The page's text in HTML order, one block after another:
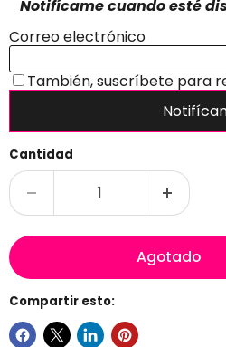
Cantidad
Agotado
Compartir esto: